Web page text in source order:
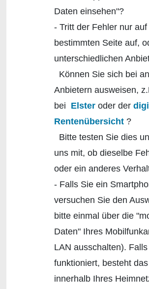
Daten einsehen"?
- Tritt der Fehler nur
bestimmten Seite auf,
unterschiedlichen
Können Sie sich bei
Anbietern ausweisen,
bei Elster oder der
Rentenübersicht ?
Bitte testen Sie dies
uns mit, ob dieselbe
oder ein anderes
- Falls Sie ein
versuchen Sie den
bitte einmal über die
Daten" Ihres
LAN ausschalten).
funktioniert, besteht
innerhalb Ihres